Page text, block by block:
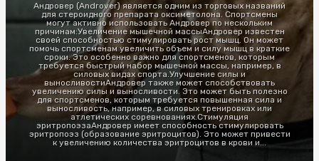
Андровер (Androver) является одним из торговых названий
для стероидного препарата оксиметолона. Спортсмены
могут активно использовать Андровер по нескольким
причинам:Увеличение мышечной массыАндровер известен
своей способностью стимулировать рост мышц. Он может
помочь спортсменам увеличить объем и силу мышц в краткие
сроки. Это особенно важно для спортсменов, которым
требуется быстрый набор мышечной массы, например, в
силовых видах спорта.Улучшение силы и
выносливостиАндровер также может способствовать
увеличению силы и выносливости. Это может быть полезно
для спортсменов, которым требуется повышенная сила и
выносливость, например, в силовых тренировках или
атлетических соревнованиях.Стимуляция
эритропоэзаАндровер имеет способность стимулировать
эритропоэз (образование эритроцитов). Это может привести
к увеличению количества эритроцитов в крови и...